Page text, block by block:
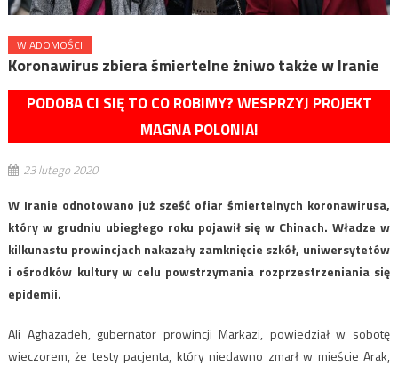
WIADOMOŚCI
Koronawirus zbiera śmiertelne żniwo także w Iranie
PODOBA CI SIĘ TO CO ROBIMY? WESPRZYJ PROJEKT
MAGNA POLONIA!
23 lutego 2020
W Iranie odnotowano już sześć ofiar śmiertelnych koronawirusa,
który w grudniu ubiegłego roku pojawił się w Chinach. Władze w
kilkunastu prowincjach nakazały zamknięcie szkół, uniwersytetów
i ośrodków kultury w celu powstrzymania rozprzestrzeniania się
epidemii.
Ali Aghazadeh, gubernator prowincji Markazi, powiedział w sobotę
wieczorem, że testy pacjenta, który niedawno zmarł w mieście Arak,